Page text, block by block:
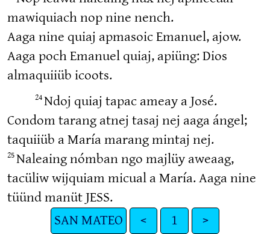
mawiquiach nop nine nench.
Aaga nine quiaj apmasoic Emanuel, ajow.
Aaga poch Emanuel quiaj, apiüng: Dios
almaquiiüb icoots.
24Ndoj quiaj tapac ameay a José.
Condom tarang atnej tasaj nej aaga ángel;
taquiiüb a María marang mintaj nej.
25Naleaing nómban ngo majlüy aweaag,
tacüliw wijquiam micual a María. Aaga nine
tüünd manüt JESS.
SAN MATEO
< 1 >